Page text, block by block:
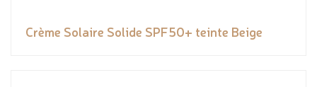
Crème Solaire Solide SPF50+ teinte Beige